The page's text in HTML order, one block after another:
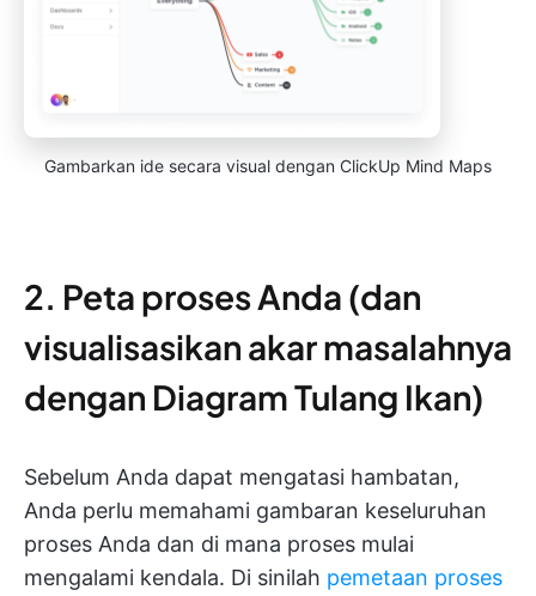
Gambarkan ide secara visual dengan ClickUp Mind Maps
2. Peta proses Anda (dan
visualisasikan akar masalahnya
dengan Diagram Tulang Ikan)
Sebelum Anda dapat mengatasi hambatan,
Anda perlu memahami gambaran keseluruhan
proses Anda dan di mana proses mulai
mengalami kendala. Di sinilah pemetaan proses